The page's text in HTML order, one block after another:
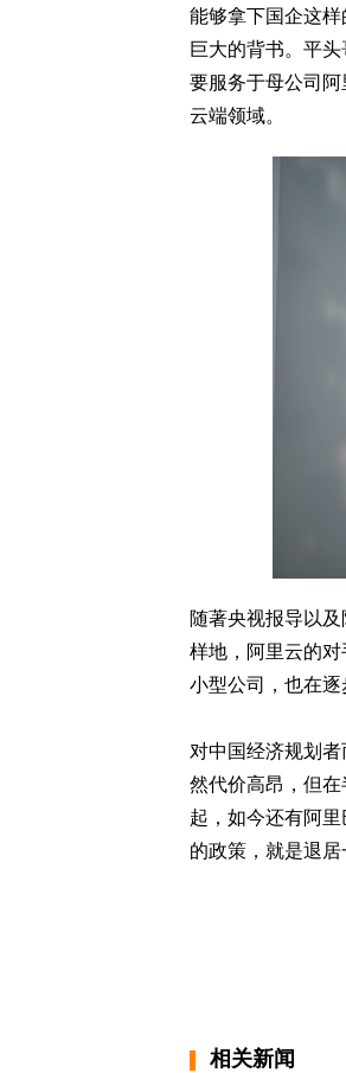
能够拿下国企这
巨大的背书。平
要服务于母公司
云端领域。
随著央视报导以
样地，阿里云的
小型公司，也在逐
对中国经济规划
然代价高昂，但
起，如今还有阿
的政策，就是退居
相关新闻